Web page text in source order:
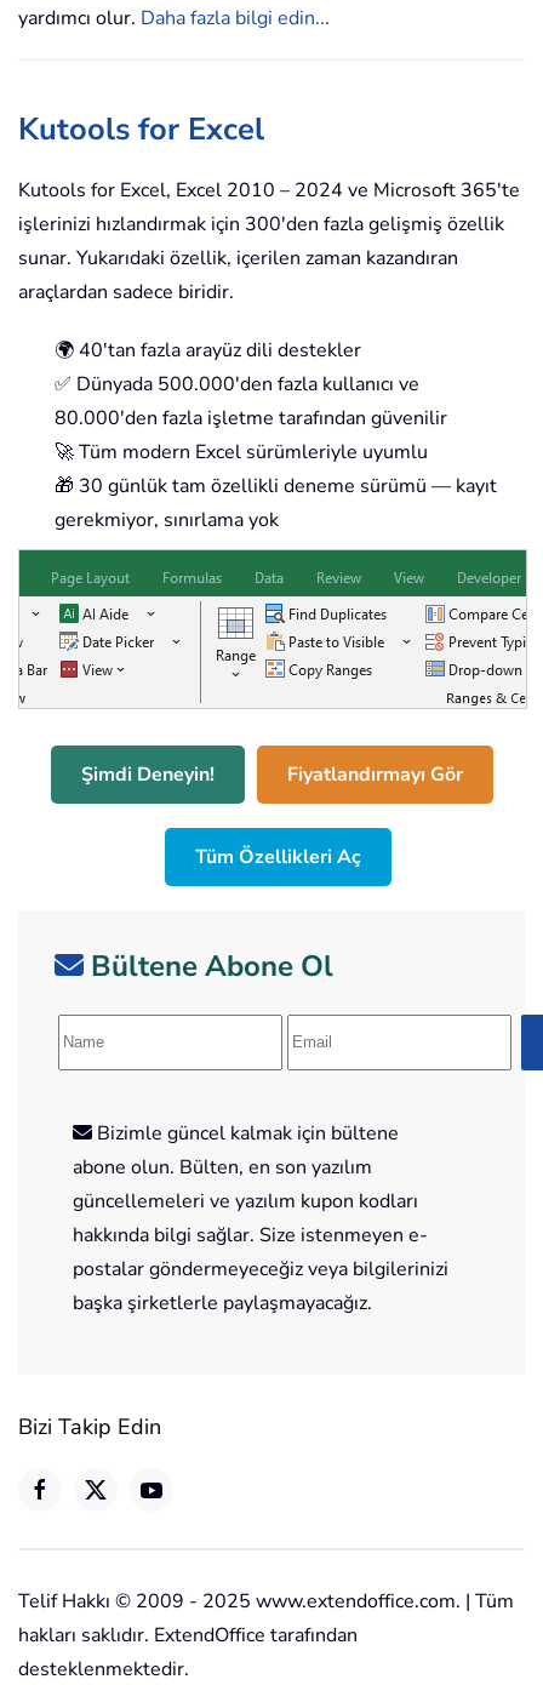
yardımcı olur. Daha fazla bilgi edin...
Kutools for Excel
Kutools for Excel, Excel 2010 – 2024 ve Microsoft 365'te
işlerinizi hızlandırmak için 300'den fazla gelişmiş özellik
sunar. Yukarıdaki özellik, içerilen zaman kazandıran
araçlardan sadece biridir.
🌍 40'tan fazla arayüz dili destekler
✅ Dünyada 500.000'den fazla kullanıcı ve
80.000'den fazla işletme tarafından güvenilir
🚀 Tüm modern Excel sürümleriyle uyumlu
🎁 30 günlük tam özellikli deneme sürümü — kayıt
gerekmiyor, sınırlama yok
Şimdi Deneyin! Fiyatlandırmayı Gör
Tüm Özellikleri Aç
Bültene Abone Ol
Bizimle güncel kalmak için bültene
abone olun. Bülten, en son yazılım
güncellemeleri ve yazılım kupon kodları
hakkında bilgi sağlar. Size istenmeyen e-
postalar göndermeyeceğiz veya bilgilerinizi
başka şirketlerle paylaşmayacağız.
Bizi Takip Edin
Telif Hakkı © 2009 - 2025 www.extendoffice.com. | Tüm
hakları saklıdır. ExtendOffice tarafından
desteklenmektedir.